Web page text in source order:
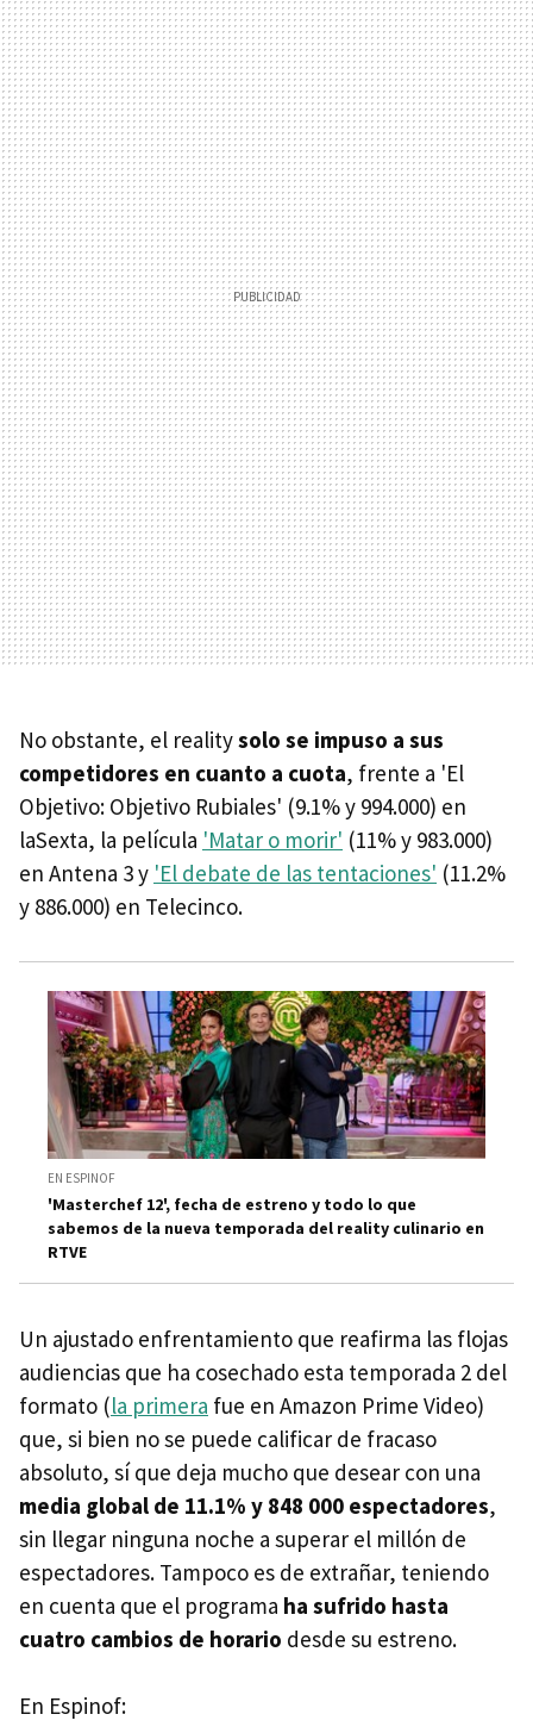
No obstante, el realitysolo se impuso a sus
competidores en cuanto a cuota, frente a 'El
Objetivo: Objetivo Rubiales' (9.1% y 994.000) en
laSexta, la película 'Matar o morir' (11% y 983.000)
en Antena 3 y 'El debate de las tentaciones' (11.2%
y 886.000) en Telecinco.
EN ESPINOF
'Masterchef 12', fecha de estreno y todo lo que
sabemos de la nueva temporada del reality culinario en
RTVE
Un ajustado enfrentamiento que reafirma las flojas
audiencias que ha cosechado esta temporada 2 del
formato (la primera fue en Amazon Prime Video)
que, si bien no se puede calificar de fracaso
absoluto, sí que deja mucho que desear con una
media global de 11.1% y 848 000 espectadores,
sin llegar ninguna noche a superar el millón de
espectadores. Tampoco es de extrañar, teniendo
en cuenta que el programa ha sufrido hasta
cuatro cambios de horario desde su estreno.
En Espinof: